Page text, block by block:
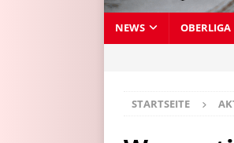
NEWS OBERLIGA
STARTSEITE